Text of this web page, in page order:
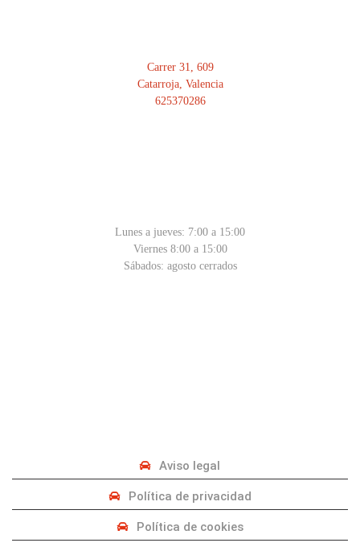
Carrer 31, 609
Catarroja, Valencia
625370286
Lunes a jueves: 7:00 a 15:00
Viernes 8:00 a 15:00
Sábados: agosto cerrados
Aviso legal
Política de privacidad
Política de cookies